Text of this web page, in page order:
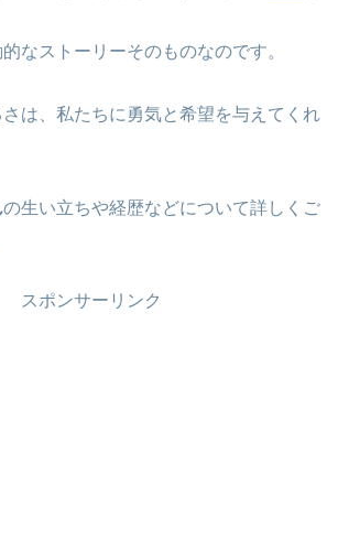
なストーリーそのものなのです。
は、私たちに勇気と希望を与えてくれ
の生い立ちや経歴などについて詳しくご
スポンサーリンク